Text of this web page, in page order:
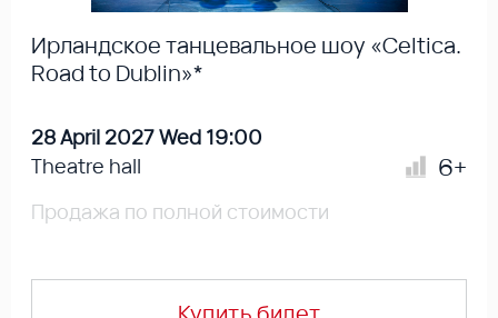
Ирландское танцевальное шоу «Celtica.
Road to Dublin»*
28 April 2027 Wed 19:00
Theatre hall
6+
Продажа по полной стоимости